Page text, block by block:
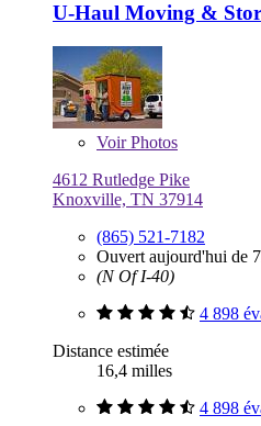
U-Haul Moving &
VoirPhotos
4612 Rutledge Pike
Knoxville, TN 37914
(865) 521-7182
Ouvert aujourd'hui de
(N Of I-40)
4 898
Distance estimée
16,4 milles
4 898